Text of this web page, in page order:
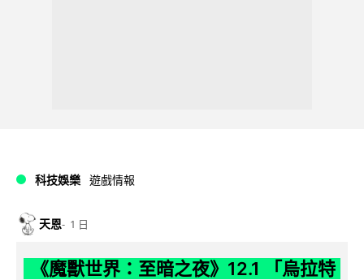
科技娛樂 遊戲情報
天恩 1 日
《魔獸世界：至暗之夜》12.1 「烏拉特